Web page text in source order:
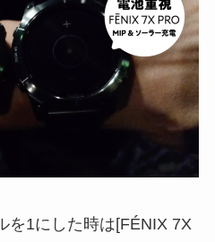
を1にした時は[FÉNIX 7X